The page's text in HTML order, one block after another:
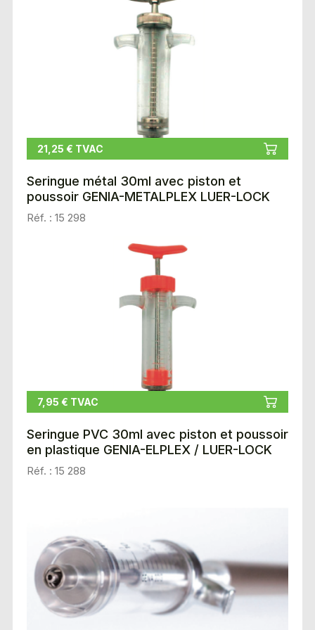
21,25 € TVAC
Seringue métal 30ml avec piston et
poussoir GENIA-METALPLEX LUER-LOCK
Réf. : 15 298
7,95 € TVAC
Seringue PVC 30ml avec piston et poussoir
en plastique GENIA-ELPLEX / LUER-LOCK
Réf. : 15 288